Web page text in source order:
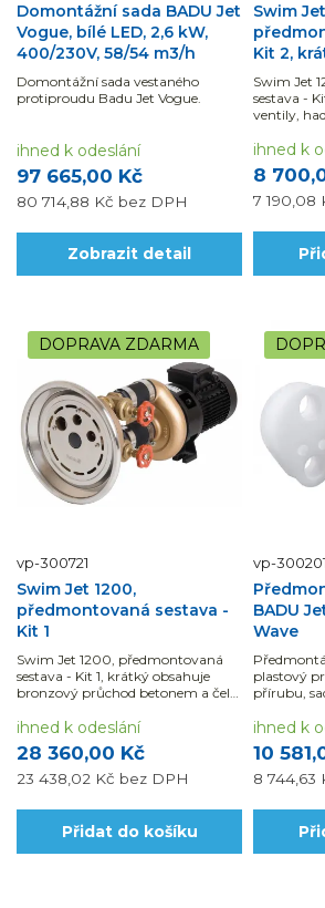
Domontážní sada BADU Jet
Vogue, bílé LED, 2,6 kW,
400/230V, 58/54 m3/h
Domontážní sada vestaného
protiproudu Badu Jet Vogue.
97 665,00 Kč
80 714,88 Kč bez DPH
ihned k odeslání
Zobrazit detail
Swim
Kit 2,
Swim Jet
sestava -
ventily,
8
7 190,08
ihned k
DOPRAVA ZDARMA
vp-300721
Swim Jet 1200,
předmontovaná sestava -
Kit 1
Swim Jet 1200, předmontovaná
sestava - Kit 1, krátký obsahuje
bronzový průchod betonem a čelo
28 360,00 Kč
23 438,02 Kč bez DPH
ihned k odeslání
Přidat do košíku
vp-
BADU
Wave
plastový
přírubu,
10
8 744,63
ihned k